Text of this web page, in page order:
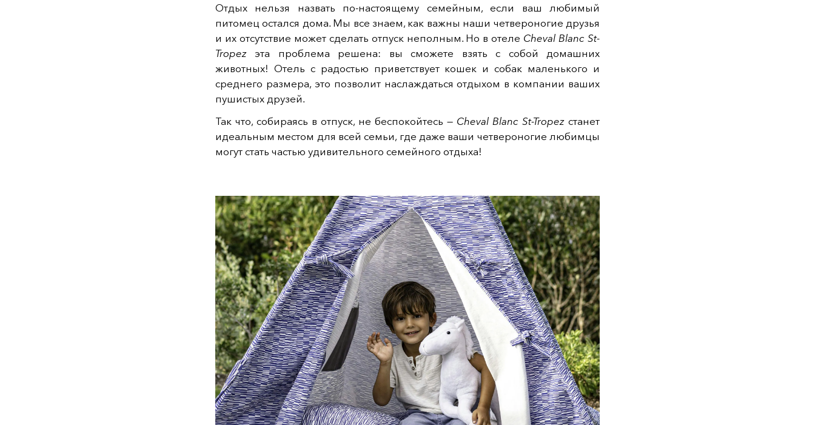
Отдых нельзя назвать по-настоящему семейным, если ваш любимый
питомец остался дома. Мы все знаем, как важны наши четвероногие друзья
и их отсутствие может сделать отпуск неполным. Но в отеле Cheval Blanc St-
Tropez эта проблема решена: вы сможете взять с собой домашних
животных! Отель с радостью приветствует кошек и собак маленького и
среднего размера, это позволит наслаждаться отдыхом в компании ваших
пушистых друзей.
Так что, собираясь в отпуск, не беспокойтесь — Cheval Blanc St-Tropez станет
идеальным местом для всей семьи, где даже ваши четвероногие любимцы
могут стать частью удивительного семейного отдыха!